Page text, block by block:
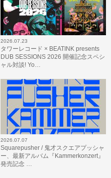
2026.07.23
タワーレコード × BEATINK presents
DUB SESSIONS 2026 開催記念スペシ
ャル対談! Yo…
2026.07.07
Squarepusher / 鬼才スクエアプッシャ
ー、最新アルバム『Kammerkonzert』
発売記念 …